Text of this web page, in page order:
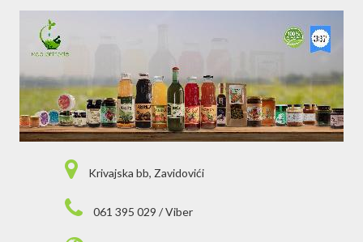
Krivajska bb, Zavidovići
061 395 029 / Viber